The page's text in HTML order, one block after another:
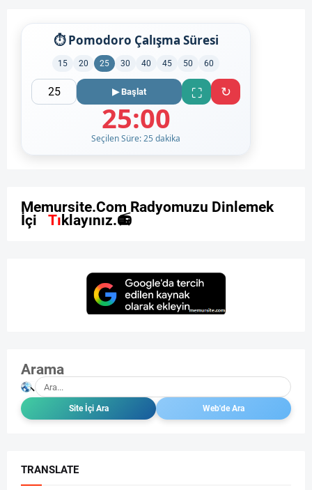
⏱ Pomodoro Çalışma Süresi
15 20 25 30 40 45 50 60
▶ Başlat ⛶ ↻
25:00
Seçilen Süre: 25 dakika
Memursite.Com Radyomuzu Din emek
İçi Tı kl ayınız.
Arama
TRANSLATE